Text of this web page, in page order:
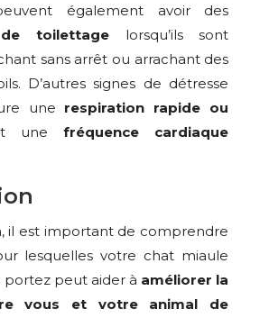
également avoir des
toilettage lorsqu’ils sont
sans arrêt ou arrachant des
D’autres signes de détresse
une respiration rapide ou
unefréquence cardiaque
il est important de comprendre
lesquelles votre chat miaule
portez peut aider à améliorer la
vous et votre animal de